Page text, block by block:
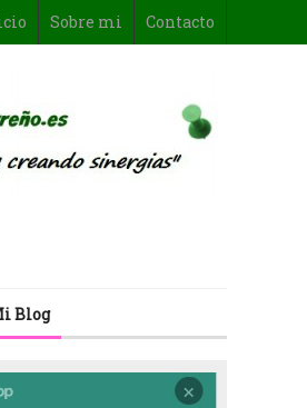
Sobre mi Contacto
Blog